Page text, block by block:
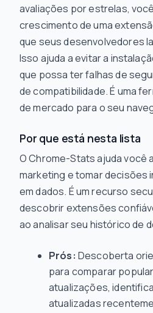
avaliações por estrelas,
crescimento de uma
que seus desenvolvedores
Isso ajuda a evitar a
que possa ter falhas de
de compatibilidade. É uma
de mercado para o seu
Por que está nesta lista
O Chrome-Stats ajuda você
marketing e tomar decisões
em dados. É um recurso
descobrir extensões
ao analisar seu histórico de
Prós: Descoberta
para comparar
atualizações,
atualizadas